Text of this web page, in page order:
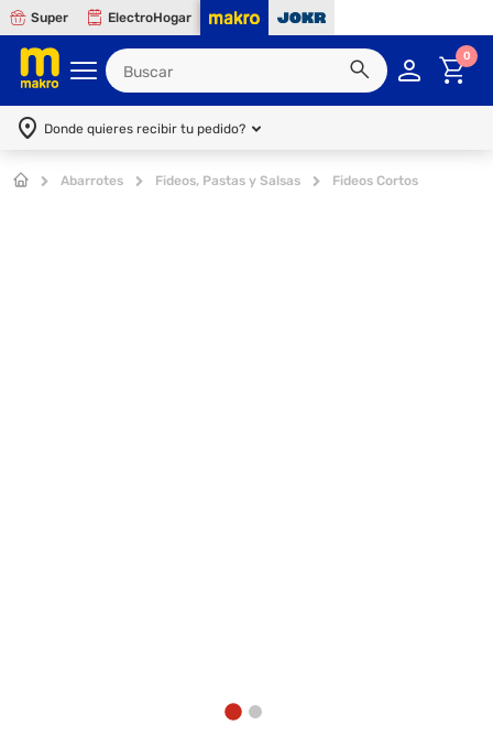
Super ElectroHogar
0
Donde quieres recibir tu pedido?
Abarrotes Fideos, Pastas y Salsas Fideos Cortos